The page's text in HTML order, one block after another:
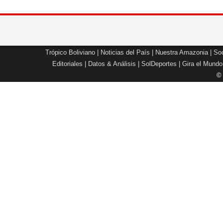
Trópico Boliviano Noticias del País Nuestra Amazonia|
Editoriales
Datos & Análisis SolDeportes Gira el Mundo
©